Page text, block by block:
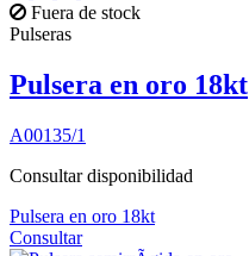
Fuera de stock
Pulseras
Pulsera en oro 18kt
A00135/1
Consultar disponibilidad
Pulsera en oro 18kt
Consultar